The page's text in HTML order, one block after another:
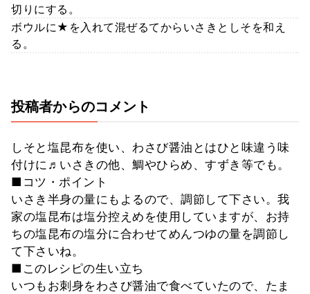
切りにする。
ボウルに★を入れて混ぜるてからいさきとしそを和え
る。
投稿者からのコメント
しそと塩昆布を使い、わさび醤油とはひと味違う味
付けに♬いさきの他、鯛やひらめ、すずき等でも。
■コツ・ポイント
いさき半身の量にもよるので、調節して下さい。我
家の塩昆布は塩分控えめを使用していますが、お持
ちの塩昆布の塩分に合わせてめんつゆの量を調節し
て下さいね。
■このレシピの生い立ち
いつもお刺身をわさび醤油で食べていたので、たま